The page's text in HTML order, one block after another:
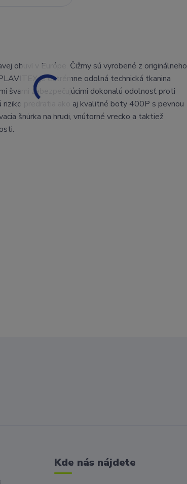
obuvi v Európe. Čižmy sú vyrobené z originálneho
je extrémne odolná technická tkanina
švami zabezpečujúcimi dokonalú odolnosť proti
predratia ako aj kvalitné boty 400P s pevnou
šnúrka na hrudi, vnútorné vrecko a taktiež
Kde nás nájdete